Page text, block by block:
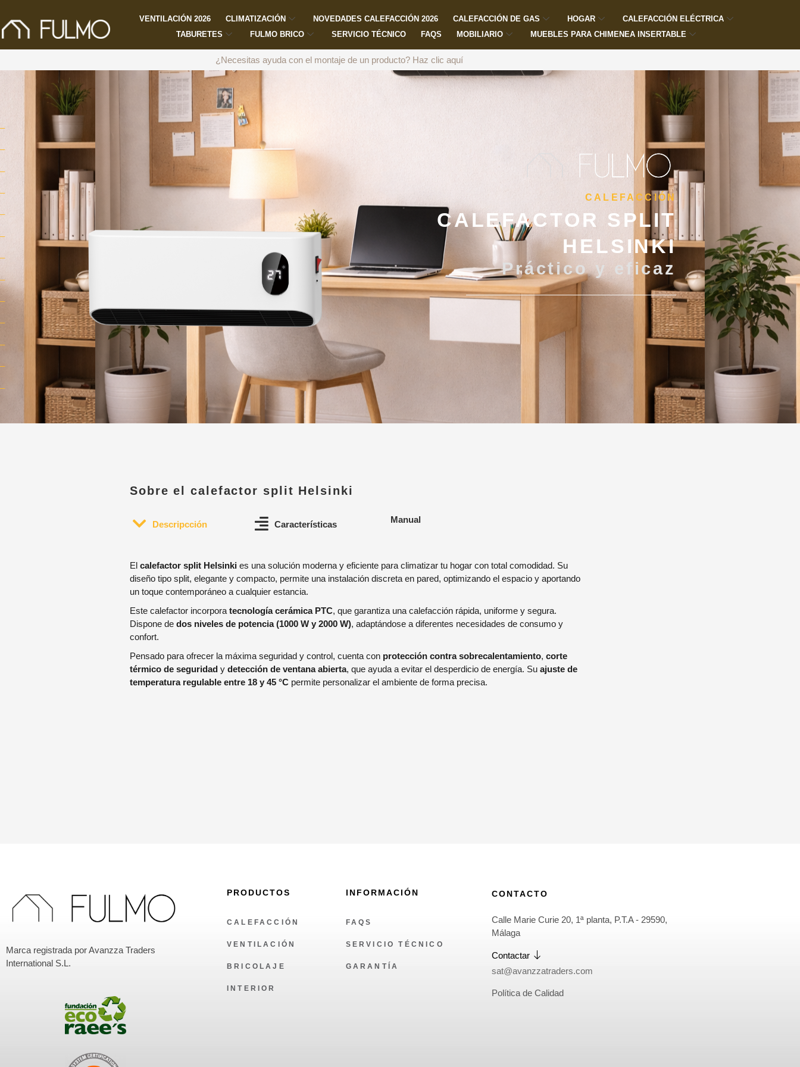
VENTILACIÓN 2026 CLIMATIZACIÓN NOVEDADES CALEFACCIÓN 2026 CALEFACCIÓN DE GAS HOGAR
CALEFACCIÓN ELÉCTRICA
TABURETES
FULMO BRICO SERVICIO TÉCNICO FAQS MOBILIARIO MUEBLES PARA CHIMENEA INSERTABLE
¿Necesitas ayuda con el montaje de un producto? Haz clic aquí
–
–
–
–
–
–
–
–
–
–
–
–
–
CALEFACCIÓN
CALEFACTOR SPLIT
HELSINKI
Práctico y eficaz
Sobre el calefactor split Helsinki
Descripcción Características Manual
El calefactor split Helsinkies una solución moderna y eficiente para climatizar tu hogar con total comodidad. Su
diseño tipo split, elegante y compacto, permite una instalación discreta en pared, optimizando el espacio y aportando
un toque contemporáneo a cualquier estancia.
Este calefactor incorpora tecnología cerámica PTC, que garantiza una calefacción rápida, uniforme y segura.
Dispone de dos niveles de potencia (1000 W y 2000 W), adaptándose a diferentes necesidades de consumo y
confort.
Pensado para ofrecer la máxima seguridad y control, cuenta con protección contra sobrecalentamiento, corte
térmico de seguridady detección de ventana abierta, que ayuda a evitar el desperdicio de energía. Su ajuste de
temperatura regulable entre 18 y 45 °Cpermite personalizar el ambiente de forma precisa.
Marca registrada por Avanzza Traders
International S.L.
PRODUCTOS
CALEFACCIÓN
VENTILACIÓN
BRICOLAJE
INTERIOR
INFORMACIÓN
FAQS
SERVICIO TÉCNICO
GARANTÍA
CONTACTO
Calle Marie Curie 20, 1ª planta, P.T.A - 29590,
Málaga
Contactar
sat@avanzzatraders.com
Política de Calidad